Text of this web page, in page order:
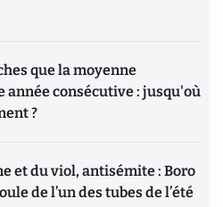
que la moyenne
année consécutive : jusqu'où
?
et du viol, antisémite : Boro
de l’un des tubes de l’été